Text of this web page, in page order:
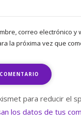
correo electrónico y
la próxima vez que
para reducir el
los datos de tus